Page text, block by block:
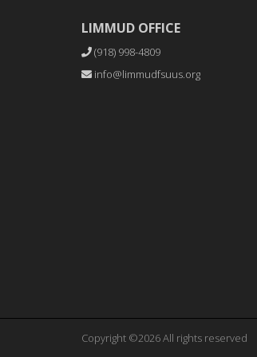
LIMMUD OFFICE
(918) 998-4809
info@limmudfsuus.org
Copyright ©2026 All rights reserved